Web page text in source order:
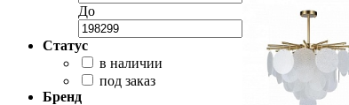
До
Статус
в наличии
под заказ
Бренд